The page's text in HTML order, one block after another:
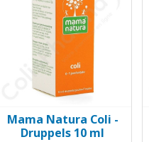
Snel bekijken
Mama Natura Coli -
Druppels 10 ml